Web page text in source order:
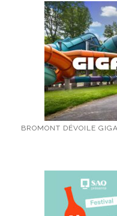
BROMONT DÉVOILE